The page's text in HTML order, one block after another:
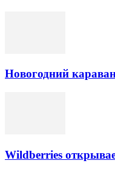
Новогодний
Wildberries